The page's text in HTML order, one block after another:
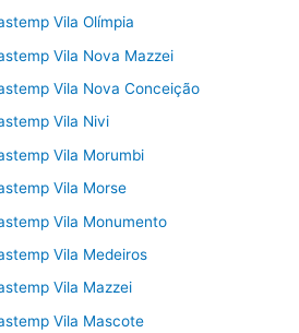
Vila Olímpia
Vila Nova Mazzei
Vila Nova Conceição
Vila Nivi
Vila Morumbi
Vila Morse
Vila Monumento
Vila Medeiros
Vila Mazzei
Vila Mascote